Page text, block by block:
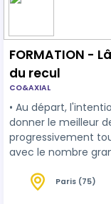
FORMATION -
du recul
CO&AXIAL
• Au départ,
donner le meilleur
progressivement
avec le nombre
notre propre piège
Paris (75)